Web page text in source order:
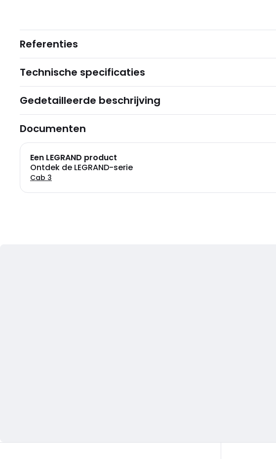
Referenties
Technische specificaties
Gedetailleerde beschrijving
Documenten
Een LEGRAND product
Ontdek de LEGRAND-serie
Cab 3